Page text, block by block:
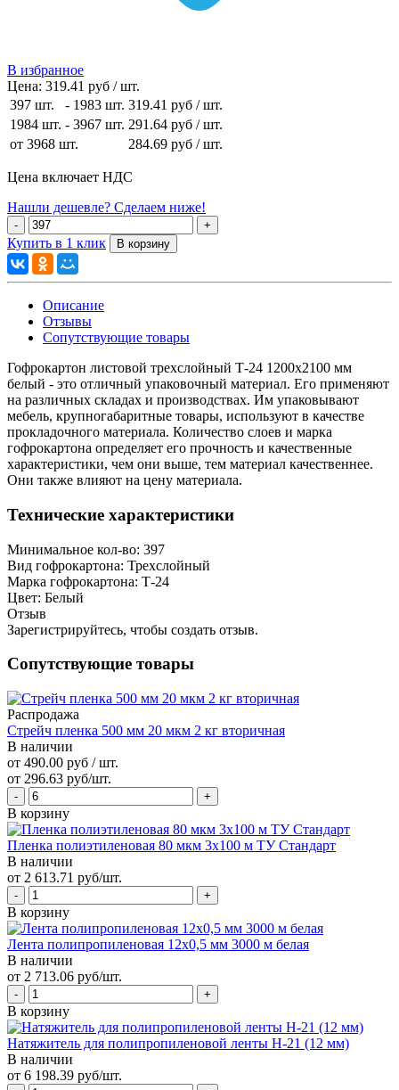
В избранное
Цена: 319.41 руб / шт.
397 шт.
- 1983 шт. 319.41 руб / шт.
1984 шт. - 3967 шт. 291.64 руб / шт.
от 3968 шт.
284.69 руб / шт.
Цена включает НДС
Нашли дешевле? Сделаем ниже!
Купить в 1 клик
Описание
Отзывы
Сопутствующие товары
Гофрокартон листовой трехслойный Т-24 1200х2100 мм
белый - это отличный упаковочный материал. Его применяют
на различных складах и производствах. Им упаковывают
мебель, крупногабаритные товары, используют в качестве
прокладочного материала. Количество слоев и марка
гофрокартона определяет его прочность и качественные
характеристики, чем они выше, тем материал качественнее.
Они также влияют на цену материала.
Технические характеристики
Минимальное кол-во: 397
Вид гофрокартона: Трехслойный
Марка гофрокартона: Т-24
Цвет: Белый
Отзыв
Зарегистрируйтесь, чтобы создать отзыв.
Сопутствующие товары
Распродажа
Стрейч пленка 500 мм 20 мкм 2 кг вторичная
В наличии
от 490.00 руб / шт.
от 296.63 руб/шт.
В корзину
Пленка полиэтиленовая 80 мкм 3х100 м ТУ Стандарт
В наличии
от 2 613.71 руб/шт.
В корзину
Лента полипропиленовая 12х0,5 мм 3000 м белая
В наличии
от 2 713.06 руб/шт.
В корзину
Натяжитель для полипропиленовой ленты Н-21 (12 мм)
В наличии
от 6 198.39 руб/шт.